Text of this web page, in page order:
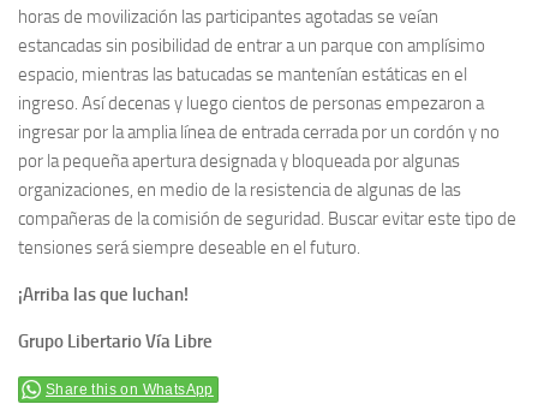
horas de movilización las participantes agotadas se veían
estancadas sin posibilidad de entrar a un parque con amplísimo
espacio, mientras las batucadas se mantenían estáticas en el
ingreso. Así decenas y luego cientos de personas empezaron a
ingresar por la amplia línea de entrada cerrada por un cordón y no
por la pequeña apertura designada y bloqueada por algunas
organizaciones, en medio de la resistencia de algunas de las
compañeras de la comisión de seguridad. Buscar evitar este tipo de
tensiones será siempre deseable en el futuro.
¡Arriba las que luchan!
Grupo Libertario Vía Libre
Share this on WhatsApp